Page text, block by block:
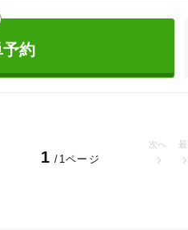
れ故郷にかえってきました。
約
1 /1ページ
次へ